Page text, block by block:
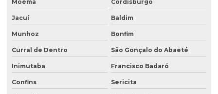
Moema Cordisburgo
Jacuí Baldim
Munhoz Bonfim
Curral de Dentro São Gonçalo do Abaeté
Inimutaba Francisco Badaró
Confins Sericita